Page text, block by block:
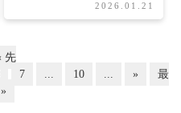
2026.01.21
先
7 ... 10 ... »
最